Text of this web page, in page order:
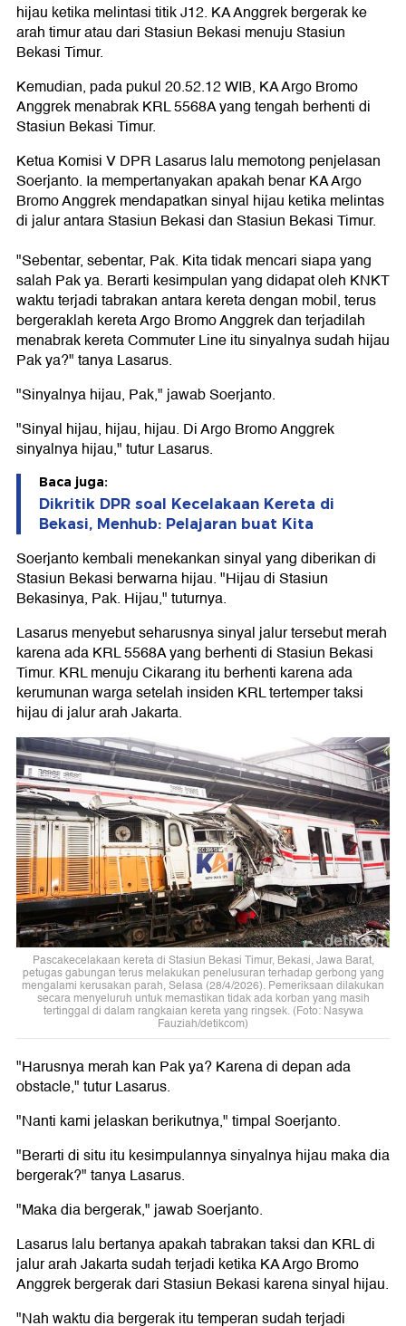
hijau ketika melintasi titik J12. KA Anggrek bergerak ke
arah timur atau dari Stasiun Bekasi menuju Stasiun
Bekasi Timur.
Kemudian, pada pukul 20.52.12 WIB, KA Argo Bromo
Anggrek menabrak KRL 5568A yang tengah berhenti di
Stasiun Bekasi Timur.
Ketua Komisi V DPR Lasarus lalu memotong penjelasan
Soerjanto. Ia mempertanyakan apakah benar KA Argo
Bromo Anggrek mendapatkan sinyal hijau ketika melintas
di jalur antara Stasiun Bekasi dan Stasiun Bekasi Timur.
"Sebentar, sebentar, Pak. Kita tidak mencari siapa yang
salah Pak ya. Berarti kesimpulan yang didapat oleh KNKT
waktu terjadi tabrakan antara kereta dengan mobil, terus
bergeraklah kereta Argo Bromo Anggrek dan terjadilah
menabrak kereta Commuter Line itu sinyalnya sudah hijau
Pak ya?" tanya Lasarus.
"Sinyalnya hijau, Pak," jawab Soerjanto.
"Sinyal hijau, hijau, hijau. Di Argo Bromo Anggrek
sinyalnya hijau," tutur Lasarus.
Baca juga:
Dikritik DPR soal Kecelakaan Kereta di
Bekasi, Menhub: Pelajaran buat Kita
Soerjanto kembali menekankan sinyal yang diberikan di
Stasiun Bekasi berwarna hijau. "Hijau di Stasiun
Bekasinya, Pak. Hijau," tuturnya.
Lasarus menyebut seharusnya sinyal jalur tersebut merah
karena ada KRL 5568A yang berhenti di Stasiun Bekasi
Timur. KRL menuju Cikarang itu berhenti karena ada
kerumunan warga setelah insiden KRL tertemper taksi
hijau di jalur arah Jakarta.
Pascakecelakaan kereta di Stasiun Bekasi Timur, Bekasi, Jawa Barat,
petugas gabungan terus melakukan penelusuran terhadap gerbong yang
mengalami kerusakan parah, Selasa (28/4/2026). Pemeriksaan dilakukan
secara menyeluruh untuk memastikan tidak ada korban yang masih
tertinggal di dalam rangkaian kereta yang ringsek. (Foto: Nasywa
Fauziah/detikcom)
"Harusnya merah kan Pak ya? Karena di depan ada
obstacle," tutur Lasarus.
"Nanti kami jelaskan berikutnya," timpal Soerjanto.
"Berarti di situ itu kesimpulannya sinyalnya hijau maka dia
bergerak?" tanya Lasarus.
"Maka dia bergerak," jawab Soerjanto.
Lasarus lalu bertanya apakah tabrakan taksi dan KRL di
jalur arah Jakarta sudah terjadi ketika KA Argo Bromo
Anggrek bergerak dari Stasiun Bekasi karena sinyal hijau.
"Nah waktu dia bergerak itu temperan sudah terjadi